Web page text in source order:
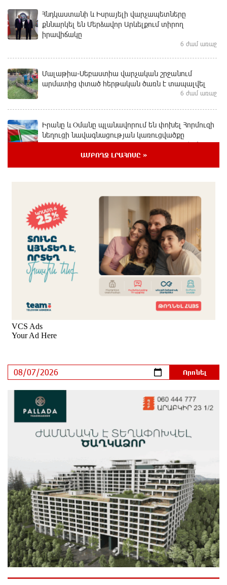
Հնդկաստանի և Իսրայելի վարչապետները
քննարկել են Մերձավոր Արևելքում տիրող
իրավիճակը
6 ժամ առաջ
Մալաթիա-Սեբաստիա վարչական շրջանում
արմատից փտած հերթական ծառն է տապալվել
6 ժամ առաջ
Իրանը և Օմանը պլանավորում են փոխել Հորմուզի
նեղուցի նավագնացության կառուցվածքը
6 ժամ առաջ
7 ժամ առաջ
Վթար Լոռու մարզում․ փրկարարները վարորդին
դուրս են բերել արգելափակումից
7 ժամ առաջ
Երևանում երթուղիների փոփոխություն կլինի
7 ժամ առաջ
Օգոստոսի 7-ին՝ Գարեգին Բ Ամենայն Հայոց
Կաթողիկոսի դատական նիստը
ՆԳՆ-ն՝ աղբակույտի տակ մնացած քաղաքացու
մահվան մասին
8 ժամ առաջ
«Համահայկական ճակատ» շարժումը
զորակցություն է հայտնում Ամենայն Հայոց
8 ժամ առաջ
Ավտովթար՝ Կոտայքի մարզում. Զովունի-Եղվարդ
ճանապարհին բախվել են «Alfa Romeo»-ն և «Opel»-
ը. կա վիրավոր
8 ժամ առաջ
Արժևորվում է Շիրակի երգիծական
բանահյուսությունը
ԱՄԲՈՂՋ ԼՐԱՀՈՍԸ »